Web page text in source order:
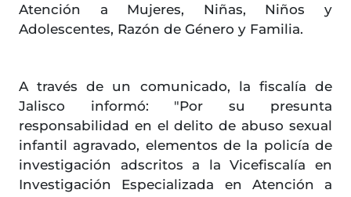
Atención a Mujeres, Niñas, Niños y
Adolescentes, Razón de Género y Familia.
A través de un comunicado, la fiscalía de
Jalisco informó: "Por su presunta
responsabilidad en el delito de abuso sexual
infantil agravado, elementos de la policía de
investigación adscritos a la Vicefiscalía en
Investigación Especializada en Atención a